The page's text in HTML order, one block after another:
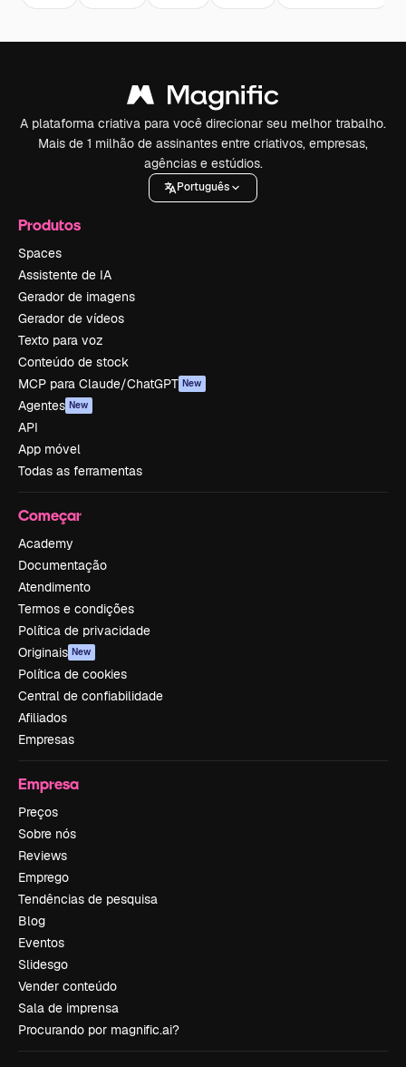
A plataforma criativa para você direcionar seu melhor trabalho.
Mais de 1 milhão de assinantes entre criativos, empresas,
agências e estúdios.
Português
Produtos
Spaces
Assistente de IA
Gerador de imagens
Gerador de vídeos
Texto para voz
Conteúdo de stock
MCP para Claude/ChatGPT New
Agentes New
API
App móvel
Todas as ferramentas
Começar
Academy
Documentação
Atendimento
Termos e condições
Política de privacidade
Originais New
Política de cookies
Central de confiabilidade
Afiliados
Empresas
Empresa
Preços
Sobre nós
Reviews
Emprego
Tendências de pesquisa
Blog
Eventos
Slidesgo
Vender conteúdo
Sala de imprensa
Procurando por magnific.ai?